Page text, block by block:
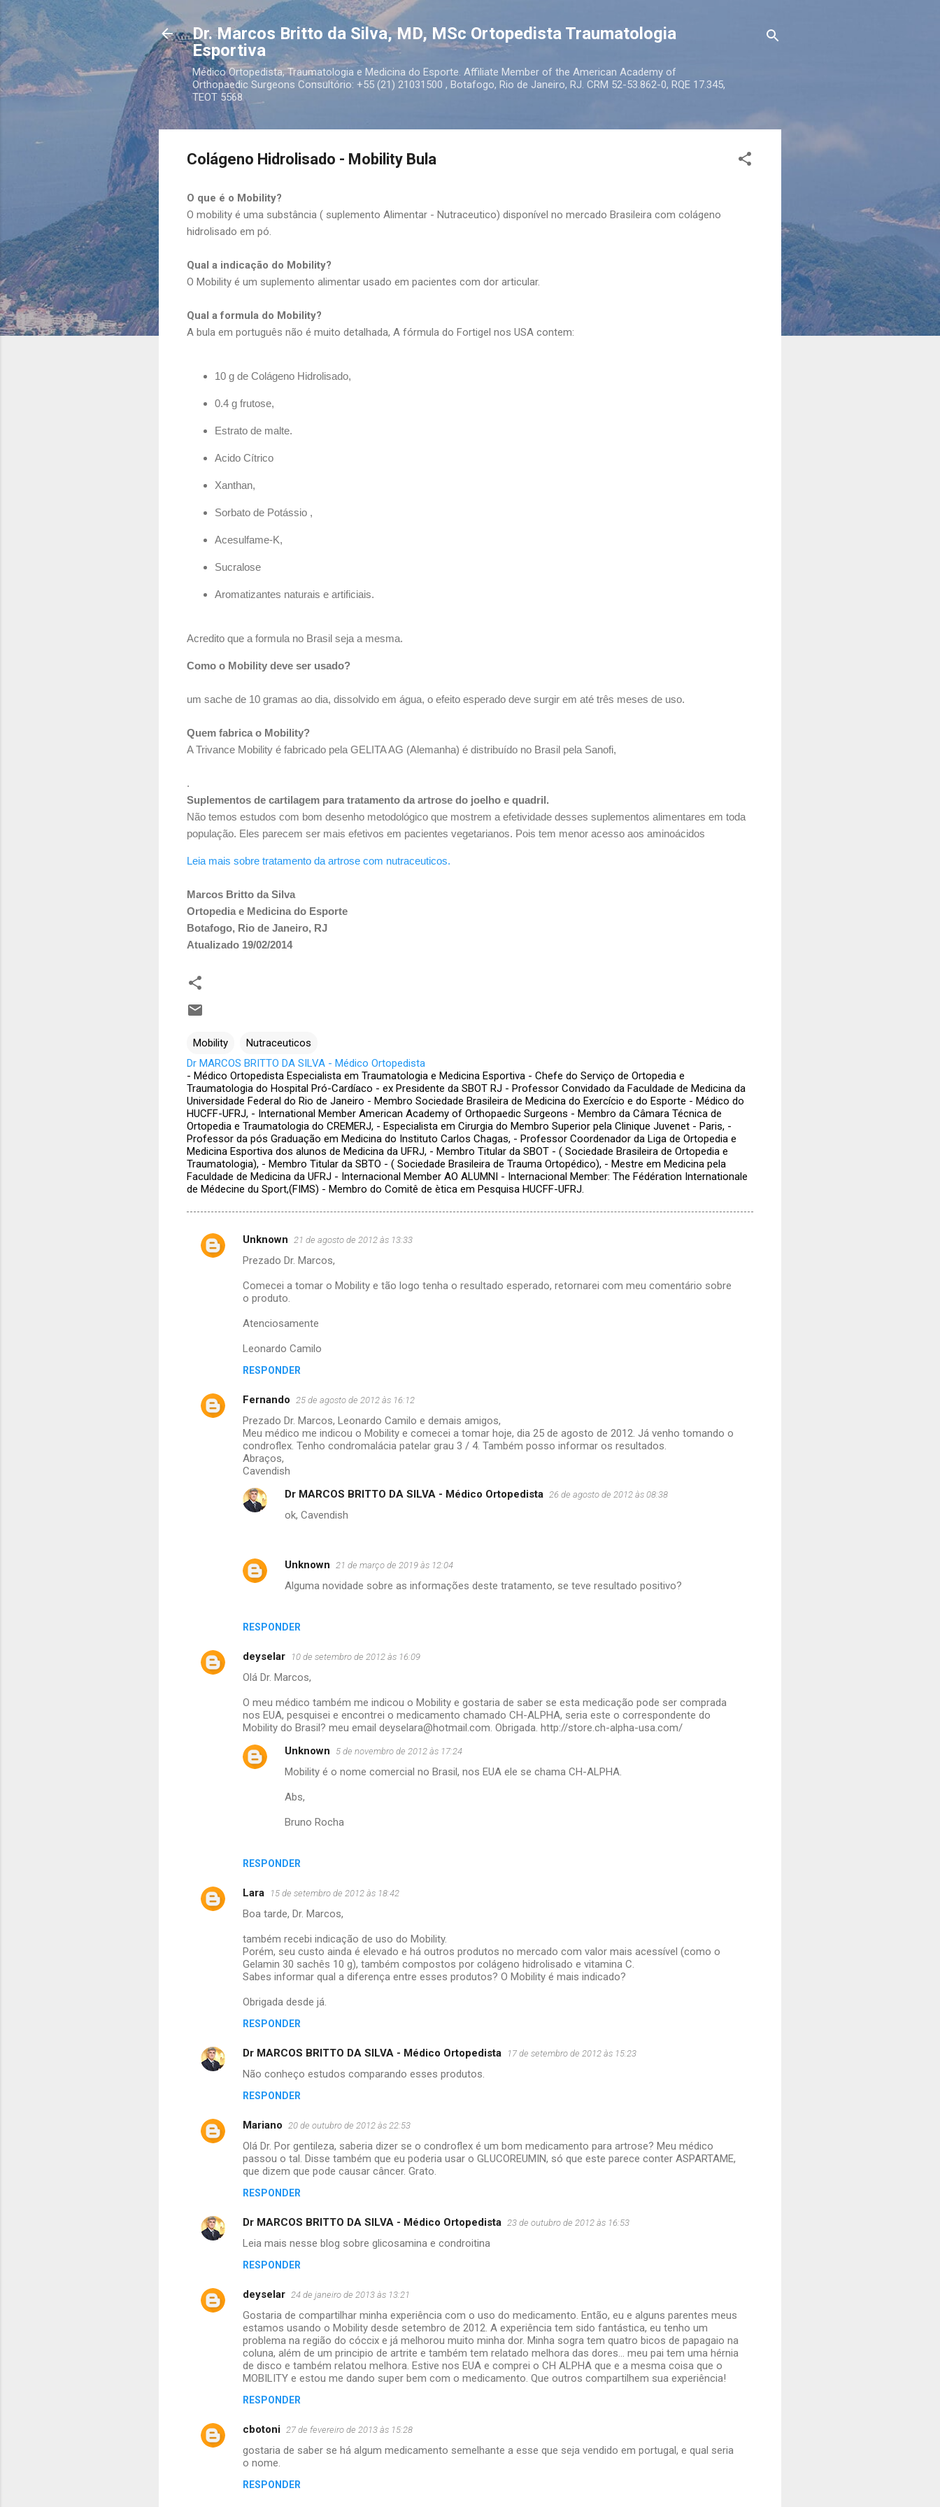
Pular para o conteúdo principal
Dr. Marcos Britto da Silva, MD, MSc Ortopedista Traumatologia
Esportiva
Médico Ortopedista, Traumatologia e Medicina do Esporte. Affiliate Member of the American Academy of
Orthopaedic Surgeons Consultório: +55 (21) 21031500 , Botafogo, Rio de Janeiro, RJ. CRM 52-53.862-0, RQE 17.345,
TEOT 5568
Colágeno Hidrolisado - Mobility Bula
O que é o Mobility?
O mobility é uma substância ( suplemento Alimentar - Nutraceutico) disponível no mercado Brasileira com colágeno
hidrolisado em pó.
Qual a indicação do Mobility?
O Mobility é um suplemento alimentar usado em pacientes com dor articular.
Qual a formula do Mobility?
A bula em português não é muito detalhada, A fórmula do Fortigel nos USA contem:
10 g de Colágeno Hidrolisado,
0.4 g frutose,
Estrato de malte.
Acido Cítrico
Xanthan,
Sorbato de Potássio ,
Acesulfame-K,
Sucralose
Aromatizantes naturais e artificiais.
Acredito que a formula no Brasil seja a mesma.
Como o Mobility deve ser usado?
um sache de 10 gramas ao dia, dissolvido em água, o efeito esperado deve surgir em até três meses de uso.
Quem fabrica o Mobility?
A Trivance Mobility é fabricado pela GELITA AG (Alemanha) é distribuído no Brasil pela Sanofi,
.
Suplementos de cartilagem para tratamento da artrose do joelho e quadril.
Não temos estudos com bom desenho metodológico que mostrem a efetividade desses suplementos alimentares em toda
população. Eles parecem ser mais efetivos em pacientes vegetarianos. Pois tem menor acesso aos aminoácidos
Leia mais sobre tratamento da artrose com nutraceuticos.
Marcos Britto da Silva
Ortopedia e Medicina do Esporte
Botafogo, Rio de Janeiro, RJ
Atualizado 19/02/2014
Mobility
Nutraceuticos
Dr MARCOS BRITTO DA SILVA - Médico Ortopedista
- Médico Ortopedista Especialista em Traumatologia e Medicina Esportiva - Chefe do Serviço de Ortopedia e
Traumatologia do Hospital Pró-Cardíaco - ex Presidente da SBOT RJ - Professor Convidado da Faculdade de Medicina da
Universidade Federal do Rio de Janeiro - Membro Sociedade Brasileira de Medicina do Exercício e do Esporte - Médico do
HUCFF-UFRJ, - International Member American Academy of Orthopaedic Surgeons - Membro da Câmara Técnica de
Ortopedia e Traumatologia do CREMERJ, - Especialista em Cirurgia do Membro Superior pela Clinique Juvenet - Paris, -
Professor da pós Graduação em Medicina do Instituto Carlos Chagas, - Professor Coordenador da Liga de Ortopedia e
Medicina Esportiva dos alunos de Medicina da UFRJ, - Membro Titular da SBOT - ( Sociedade Brasileira de Ortopedia e
Traumatologia), - Membro Titular da SBTO - ( Sociedade Brasileira de Trauma Ortopédico), - Mestre em Medicina pela
Faculdade de Medicina da UFRJ - Internacional Member AO ALUMNI - Internacional Member: The Fédération Internationale
de Médecine du Sport,(FIMS) - Membro do Comitê de ètica em Pesquisa HUCFF-UFRJ.
C
i
Unknown 21 de agosto de 2012 às 13:33
Prezado Dr. Marcos,
Comecei a tomar o Mobility e tão logo tenha o resultado esperado, retornarei com meu comentário sobre
o produto.
Atenciosamente
Leonardo Camilo
RESPONDER
Fernando 25 de agosto de 2012 às 16:12
Prezado Dr. Marcos, Leonardo Camilo e demais amigos,
Meu médico me indicou o Mobility e comecei a tomar hoje, dia 25 de agosto de 2012. Já venho tomando o
condroflex. Tenho condromalácia patelar grau 3 / 4. Também posso informar os resultados.
Abraços,
Cavendish
RESPONDER
Dr MARCOS BRITTO DA SILVA - Médico Ortopedista 26 de agosto de 2012 às 08:38
ok, Cavendish
Unknown 21 de março de 2019 às 12:04
Alguma novidade sobre as informações deste tratamento, se teve resultado positivo?
deyselar 10 de setembro de 2012 às 16:09
Olá Dr. Marcos,
O meu médico também me indicou o Mobility e gostaria de saber se esta medicação pode ser comprada
nos EUA, pesquisei e encontrei o medicamento chamado CH-ALPHA, seria este o correspondente do
Mobility do Brasil? meu email deyselara@hotmail.com. Obrigada. http://store.ch-alpha-usa.com/
RESPONDER
Unknown 5 de novembro de 2012 às 17:24
Mobility é o nome comercial no Brasil, nos EUA ele se chama CH-ALPHA.
Abs,
Bruno Rocha
Lara 15 de setembro de 2012 às 18:42
Boa tarde, Dr. Marcos,
também recebi indicação de uso do Mobility.
Porém, seu custo ainda é elevado e há outros produtos no mercado com valor mais acessível (como o
Gelamin 30 sachês 10 g), também compostos por colágeno hidrolisado e vitamina C.
Sabes informar qual a diferença entre esses produtos? O Mobility é mais indicado?
Obrigada desde já.
RESPONDER
Dr MARCOS BRITTO DA SILVA - Médico Ortopedista 17 de setembro de 2012 às 15:23
Não conheço estudos comparando esses produtos.
RESPONDER
Mariano 20 de outubro de 2012 às 22:53
Olá Dr. Por gentileza, saberia dizer se o condroflex é um bom medicamento para artrose? Meu médico
passou o tal. Disse também que eu poderia usar o GLUCOREUMIN, só que este parece conter ASPARTAME,
que dizem que pode causar câncer. Grato.
RESPONDER
Dr MARCOS BRITTO DA SILVA - Médico Ortopedista 23 de outubro de 2012 às 16:53
Leia mais nesse blog sobre glicosamina e condroitina
RESPONDER
deyselar 24 de janeiro de 2013 às 13:21
Gostaria de compartilhar minha experiência com o uso do medicamento. Então, eu e alguns parentes meus
estamos usando o Mobility desde setembro de 2012. A experiência tem sido fantástica, eu tenho um
problema na região do cóccix e já melhorou muito minha dor. Minha sogra tem quatro bicos de papagaio na
coluna, além de um principio de artrite e também tem relatado melhora das dores... meu pai tem uma hérnia
de disco e também relatou melhora. Estive nos EUA e comprei o CH ALPHA que e a mesma coisa que o
MOBILITY e estou me dando super bem com o medicamento. Que outros compartilhem sua experiência!
RESPONDER
cbotoni 27 de fevereiro de 2013 às 15:28
gostaria de saber se há algum medicamento semelhante a esse que seja vendido em portugal, e qual seria
o nome.
RESPONDER